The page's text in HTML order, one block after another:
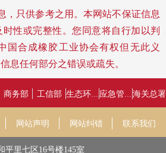
只供参考之用。本网站不保证信息
性或完整性。您同意将自行加以判
国合成橡胶工业协会有权但无此义
息任何部分之错误或疏失。
平里七区16号楼145室
商务部 工信部 生态环境部 应急管理部 海关总署
网站声明 网站纠错 联系我们